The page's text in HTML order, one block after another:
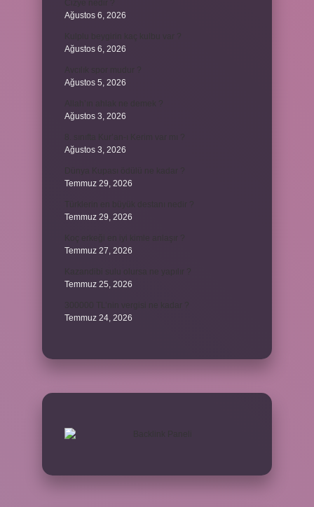
Ağustos 6, 2026
Ağustos 6, 2026
Ağustos 5, 2026
Ağustos 3, 2026
Ağustos 3, 2026
Temmuz 29, 2026
Temmuz 29, 2026
Temmuz 27, 2026
Temmuz 25, 2026
Temmuz 24, 2026